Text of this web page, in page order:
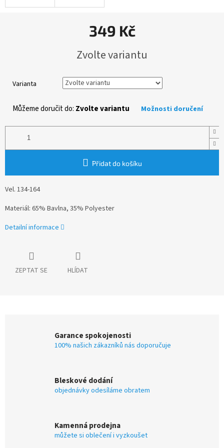
349 Kč
cena:
Zvolte variantu
Varianta
Můžeme doručit do: Zvolte variantu Možnosti doručení
Přidat do košíku
Vel. 134-164
Materiál: 65% Bavlna, 35% Polyester
Detailní informace
ZEPTAT SE HLÍDAT
Garance spokojenosti
100% našich zákazníků nás doporučuje
Bleskové dodání
objednávky odesíláme obratem
Kamenná prodejna
můžete si oblečení i vyzkoušet